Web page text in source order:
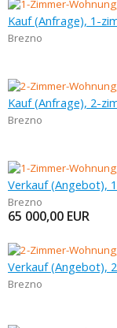
Kauf (Anfrage), 1-
Brezno
Kauf (Anfrage), 2-
Brezno
Verkauf (Angebot),
Brezno
65 000,00 EUR
Verkauf (Angebot),
Brezno